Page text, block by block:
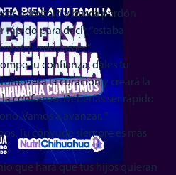
admítelo y busca perdón
rápido para decir, “estaba
perdóname. ”
tu confianza, dales tu
la curación y creará la
confianza. Deberías ser rápido
Vamos a avanzar. ”
Tu cónyuge siempre es más
que hará que tus hijos quieran